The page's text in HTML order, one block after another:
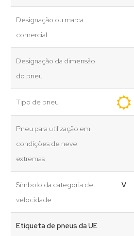
Designação ou marca
comercial
Designação da dimensão
do pneu
Tipo de pneu
Pneu para utilização em
condições de neve
extremas
Símbolo da categoria de
velocidade
V
Etiqueta de pneus da UE